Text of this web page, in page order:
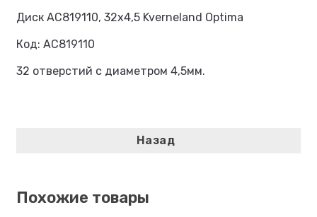
Диск AC819110, 32х4,5 Kverneland Optima
Код: AC819110
32 отверстий с диаметром 4,5мм.
Похожие товары